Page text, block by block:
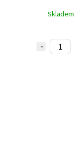
Skladem